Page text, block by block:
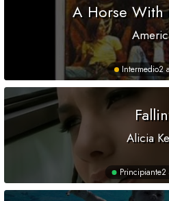
A Horse
Intermedio2
Alicia
Principiante2